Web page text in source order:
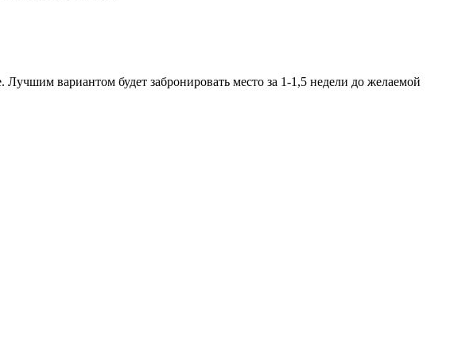
вариантом будет забронировать место за 1-1,5 недели до желаемой